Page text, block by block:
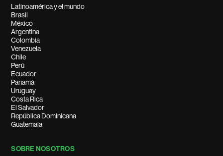
Latinoamérica y el mundo
Brasil
México
Argentina
Colombia
Venezuela
Chile
Perú
Ecuador
Panamá
Uruguay
Costa Rica
El Salvador
República Dominicana
Guatemala
SOBRE NOSOTROS